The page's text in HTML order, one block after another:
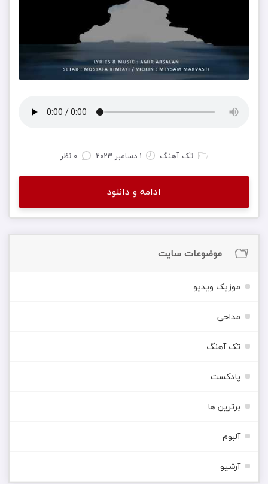
تک آهنگ 1 دسامبر 2023 0 نظر
ادامه و دانلود
موضوعات سایت
موزیک ویدیو
مداحی
تک آهنگ
پادکست
برترین ها
آلبوم
آرشیو